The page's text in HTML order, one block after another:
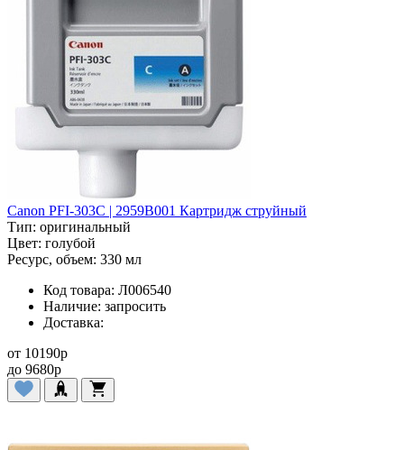
Canon PFI-303C | 2959B001 Картридж струйный
Тип: оригинальный
Цвет: голубой
Ресурс, объем: 330 мл
Код товара: Л006540
Наличие: запросить
Доставка:
от 10190p
до 9680p